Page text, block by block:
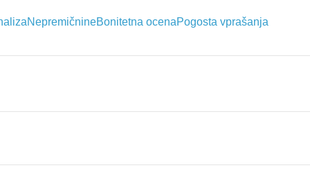
NepremičnineBonitetna ocenaPogosta vprašanja